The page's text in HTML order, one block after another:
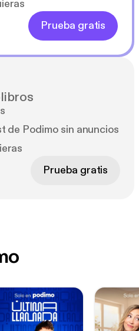
Prueba gratis
de Podimo sin anuncios
Prueba gratis